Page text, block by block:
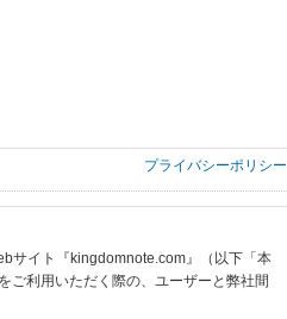
供いただいた情報）
写し等）、および当該書類に含まれる
プライバシーポリシー
サイト『kingdomnote.com』（以下「本
ご利用いただく際の、ユーザーと弊社間